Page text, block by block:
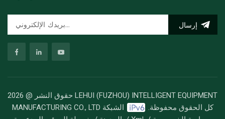
إرسال
حقوق النشر @ 2026 LEHUI (FUZHOU) INTELLIGENT EQUIPMENT
MANUFACTURING CO., LTD كل الحقوق محفوظة.
الشبكة